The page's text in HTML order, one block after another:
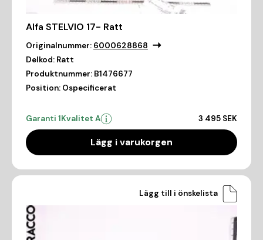
Alfa STELVIO 17- Ratt
Originalnummer: 6000628868
Delkod: Ratt
Produktnummer: B1476677
Position: Ospecificerat
Garanti 1Kvalitet A 3 495 SEK
Lägg i varukorgen
Lägg till i önskelista